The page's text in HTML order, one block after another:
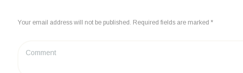
Your email address will not be published. Required fields are marked *